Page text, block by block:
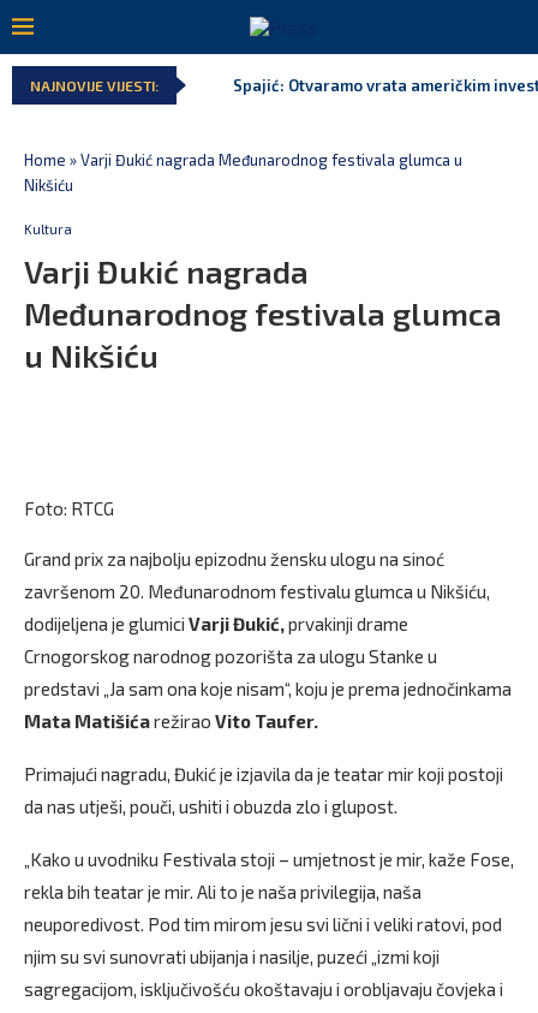
NAJNOVIJE VIJESTI: Spajić: Otvaramo vrata američkim
Home »Varji Đukić nagrada Međunarodnog festivala glumca u
Nikšiću
Kultura
Varji Đukić nagrada
Međunarodnog festivala glumca
u Nikšiću
Foto: RTCG
Grand prix za najbolju epizodnu žensku ulogu na sinoć
završenom 20. Međunarodnom festivalu glumca u Nikšiću,
dodijeljena je glumici Varji Đukić,prvakinji drame
Crnogorskog narodnog pozorišta za ulogu Stanke u
predstavi „Ja sam ona koje nisam“, koju je prema jednočinkama
Mata Matišićarežirao Vito Taufer.
Primajući nagradu, Đukić je izjavila da je teatar mir koji postoji
da nas utješi, pouči, ushiti i obuzda zlo i glupost.
„Kako u uvodniku Festivala stoji – umjetnost je mir, kaže Fose,
rekla bih teatar je mir. Ali to je naša privilegija, naša
neuporedivost. Pod tim mirom jesu svi lični i veliki ratovi, pod
njim su svi sunovrati ubijanja i nasilje, puzeći „izmi koji
sagregacijom, isključivošću okoštavaju i orobljavaju čovjeka i